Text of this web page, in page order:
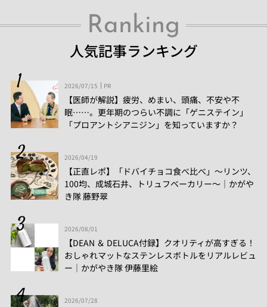
Ranking
人気記事ランキング
2026/07/15 PR
【医師が解説】疲労、めまい、頭痛、不安や不
眠……。更年期のつらい不調に「ゲニステイン」
「プロアントシアニジン」を知っていますか？
2026/04/19
【正直レポ】「ドバイチョコ食べ比べ」～リンツ、
100均、成城石井、トリュフベーカリー～｜かがや
き隊 藤野翠
2026/08/01
【DEAN ＆ DELUCA付録】クオリティが高すぎる！
おしゃれマットなステンレスボトルをリアルレビュ
ー│かがやき隊 伊藤里絵
2026/07/28